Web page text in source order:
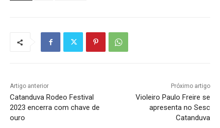
Artigo anterior
Catanduva Rodeo Festival
2023 encerra com chave de
ouro
Próximo artigo
Violeiro Paulo Freire se
apresenta no Sesc
Catanduva